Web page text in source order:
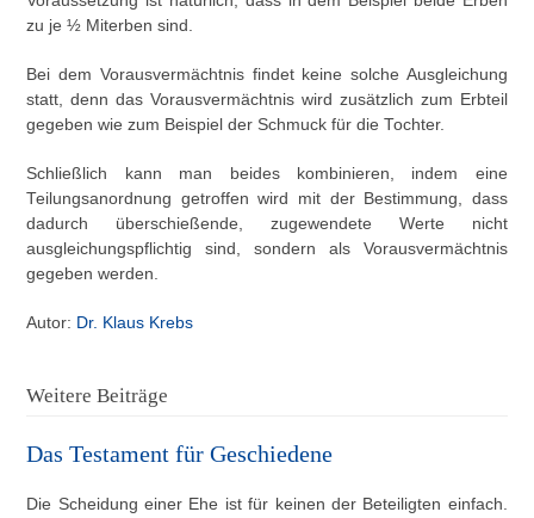
zu je ½ Miterben sind.
Bei dem Vorausvermächtnis findet keine solche Ausgleichung
statt, denn das Vorausvermächtnis wird zusätzlich zum Erbteil
gegeben wie zum Beispiel der Schmuck für die Tochter.
Schließlich kann man beides kombinieren, indem eine
Teilungsanordnung getroffen wird mit der Bestimmung, dass
dadurch überschießende, zugewendete Werte nicht
ausgleichungspflichtig sind, sondern als Vorausvermächtnis
gegeben werden.
Autor: Dr. Klaus Krebs
Weitere Beiträge
Das Testament für Geschiedene
Die Scheidung einer Ehe ist für keinen der Beteiligten einfach.